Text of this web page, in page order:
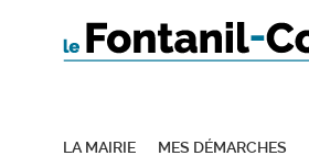
La mairie Mes démarches